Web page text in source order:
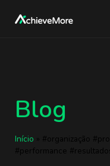
Blog
Início » #organização
#performance